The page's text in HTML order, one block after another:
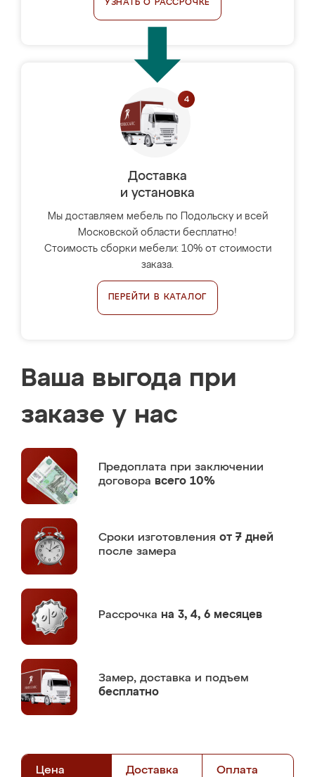
УЗНАТЬ О РАССРОЧКЕ
Доставка
и установка
Мы доставляем мебель по Подольску и всей
Московской области бесплатно!
Стоимость сборки мебели: 10% от стоимости
заказа.
ПЕРЕЙТИ В КАТАЛОГ
Ваша выгода при
заказе у нас
Предоплата при заключении
договора всего 10%
Сроки изготовления от 7 дней
после замера
Рассрочка на 3, 4, 6 месяцев
Замер, доставка и подъем
бесплатно
Цена Доставка Оплата